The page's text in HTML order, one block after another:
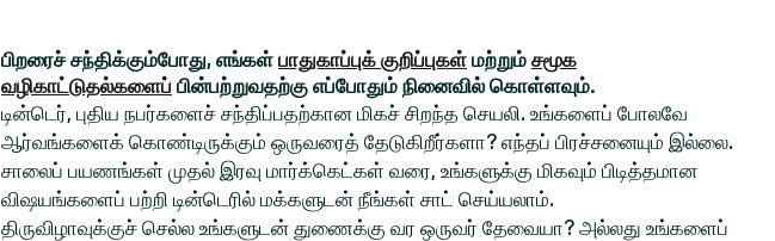
பிறரைச் சந்திக்கும்போது, எங்கள் பாதுகாப்புக் குறிப்புகள் மற்றும் சமூக
வழிகாட்டுதல்களைப் பின்பற்றுவதற்கு எப்போதும் நினைவில் கொள்ளவும்.
டின்டெர், புதிய நபர்களைச் சந்திப்பதற்கான மிகச் சிறந்த செயலி. உங்களைப் போலவே
ஆர்வங்களைக் கொண்டிருக்கும் ஒருவரைத் தேடுகிறீர்களா? எந்தப் பிரச்சனையும் இல்லை.
சாலைப் பயணங்கள் முதல் இரவு மார்க்கெட்கள் வரை, உங்களுக்கு மிகவும் பிடித்தமான
விஷயங்களைப் பற்றி டின்டெரில் மக்களுடன் நீங்கள் சாட் செய்யலாம்.
திருவிழாவுக்குச் செல்ல உங்களுடன் துணைக்கு வர ஒருவர் தேவையா? அல்லது உங்களைப்